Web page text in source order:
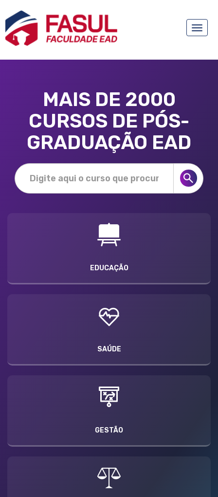
Toggle
MAIS DE 2000
CURSOS DE PÓS-
GRADUAÇÃO EAD
EDUCAÇÃO
SAÚDE
GESTÃO